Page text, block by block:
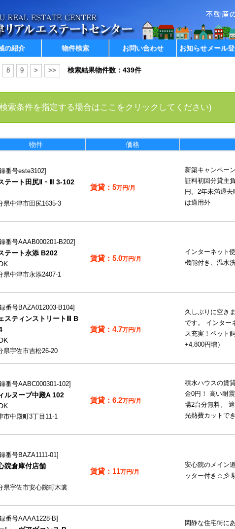
の紹介 物件検索 お問い合わせ お知らせメール
8 9 > >> 検索結果物件数：439件
索条件を指定する場合はここをクリックしてください)
物件 価格
番号este3102
テート田尻Ⅱ・Ⅲ 3-102
県中津市田尻1635-3
5万円/月
新築キャンペー
証料初回分貸主
円。2年未満退
は適用外
番号AAAB000201-B202
テート永添 B202
県中津市永添2407-1
5.0万円/月
インターネット
機能付き、温水
番号BAZA012003-B104
スティンストリートⅢ B
県宇佐市吉松26-20
4.7万円/月
久しぶりに空き
です。 インター
ス充実！ペット
+4,800円増）
番号AABC000301-102
ルヌーブ中殿A 102
市中殿町3丁目11-1
6.2万円/月
積水ハウスの賃
金0円！ 高い耐
場2台分無料。
光熱費カットで
番号BAZA1111-01
院倉庫付店舗
県宇佐市安心院町木裳
11万円/月
安心院のメイン
ッター付き☆彡
番号AAAA1228-B
閑静な住宅街に